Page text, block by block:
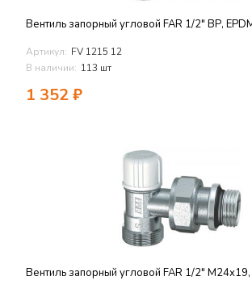
Вентиль запорный угловой FAR 1/2" ВР,
Артикул: FV 1215 12
В наличии: 113 шт
1 352₽
Вентиль запорный угловой FAR 1/2" М24х19,